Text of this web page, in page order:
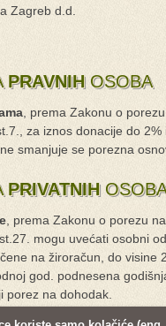
Zagreb d.d.
PRAVNIH OSOBA
, prema Zakonu o
za iznos donacije do 2%
smanjuje se porezna
PRIVATNIH
, prema Zakonu o porezu
mogu uvećati osobni
na žiroračun, do visine
god. podnesena
porez na dohodak.